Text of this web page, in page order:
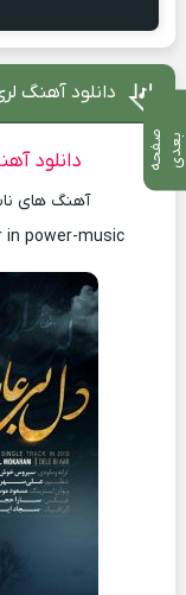
دانلود آهنگ
دانلود
آهنگ های
power-music!~
ص
ف
ح
ه ب ع
د ی